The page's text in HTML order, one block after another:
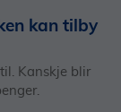
kan tilby
Kanskje blir